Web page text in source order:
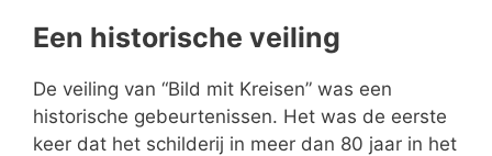
Een historische veiling
De veiling van “Bild mit Kreisen” was een
historische gebeurtenissen. Het was de eerste
keer dat het schilderij in meer dan 80 jaar in het